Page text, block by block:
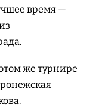
время —
же турнире